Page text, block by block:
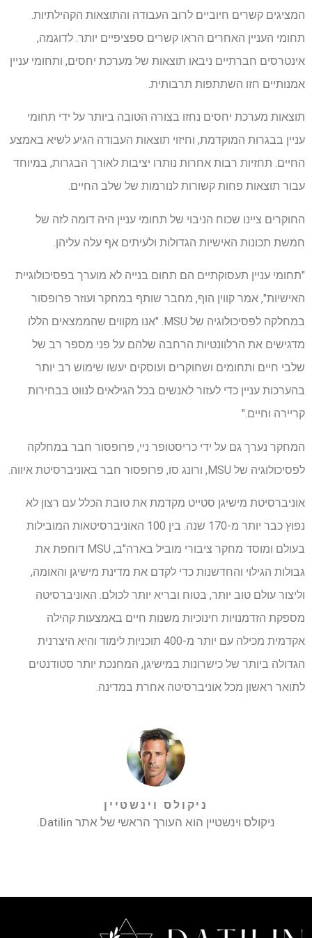
המציגים קשרים חיוביים לרוב העבודה והתוצאות הקהילתיות.
תחומי העניין האחרים הראו קשרים ספציפיים יותר. לדוגמה,
אינטרסים חברתיים ניבאו תוצאות של מערכת יחסים, ותחומי עניין
אמנותיים חזו השתתפות תרבותית.
תוצאות מערכת יחסים נחזו בצורה הטובה ביותר על ידי תחומי
עניין בבגרות המוקדמת, וחיזוי תוצאות העבודה הגיע לשיא באמצע
החיים. תחזיות רבות אחרות נותרו יציבות לאורך הבגרות, במיוחד
עבור תוצאות פחות קשורות לנורמות של שלב החיים.
החוקרים ציינו שכוח הניבוי של תחומי עניין היה דומה לזה של
חמשת תכונות האישיות הגדולות ולעיתים אף עלה עליהן.
"תחומי עניין תעסוקתיים הם תחום בנייה לא מוערך בפסיכולוגיית
האישיות", אמר קווין הוף, מחבר שותף במחקר ועוזר פרופסור
במחלקה לפסיכולוגיה של MSU. "אנו מקווים שהממצאים הללו
מדגישים את הרלוונטיות הרחבה שלהם על פני מספר רב של
שלבי חיים ותחומים ושחוקרים ועוסקים יעשו שימוש רב יותר
בהערכות עניין כדי לעזור לאנשים בכל הגילאים לנווט בבחירות
קריירה וחיים."
המחקר נערך גם על ידי כריסטופר ניי, פרופסור חבר במחלקה
לפסיכולוגיה של MSU, ורונג סו, פרופסור חבר באוניברסיטת איווה.
אוניברסיטת מישיגן סטייט מקדמת את טובת הכלל עם רצון לא
נפוץ כבר יותר מ-170 שנה. בין 100 האוניברסיטאות המובילות
בעולם ומוסד מחקר ציבורי מוביל בארה"ב, MSU דוחפת את
גבולות הגילוי והחדשנות כדי לקדם את מדינת מישיגן והאומה,
וליצור עולם טוב יותר, בטוח ובריא יותר לכולם. האוניברסיטה
מספקת הזדמנויות חינוכיות משנות חיים באמצעות קהילה
אקדמית מכילה עם יותר מ-400 תוכניות לימוד והיא היצרנית
הגדולה ביותר של כישרונות במישיגן, המחנכת יותר סטודנטים
לתואר ראשון מכל אוניברסיטה אחרת במדינה.
ניקולס וינשטיין
ניקולס וינשטיין הוא העורך הראשי של אתר Datilin.